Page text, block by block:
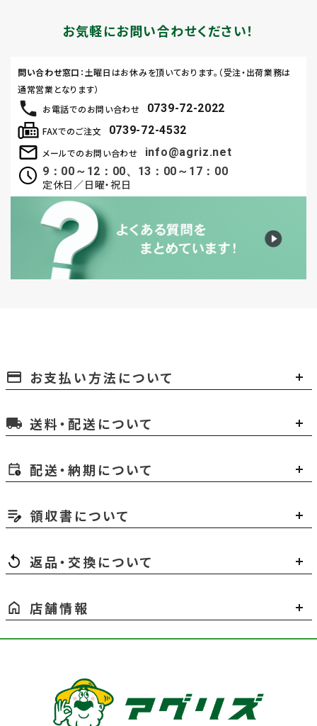
お気軽にお問い合わせください！
お電話でのお問い合わせ 0739-72-2022
メールでのお問い合わせ
info@agriz.net
9：00～12：00、13：00～17：00
定休日／日曜・祝日
FAXでのご注文 0739-72-4532
問い合わせ窓口 ：土曜日はお休みを頂いております。（受注・出荷業務は
通常営業となります）
payment お支払い方法について
local_shipping 送料・配送について
配送・納期について
領収書について
返品・交換について
店舗情報